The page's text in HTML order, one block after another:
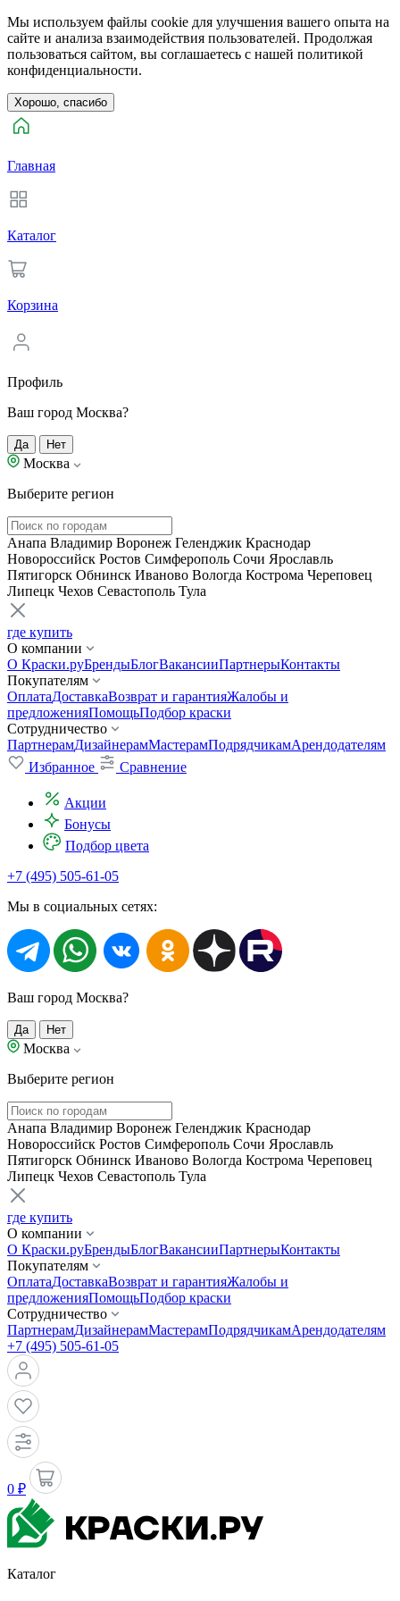
Мы используем файлы cookie для улучшения вашего опыта на
сайте и анализа взаимодействия пользователей. Продолжая
пользоваться сайтом, вы соглашаетесь с нашей политикой
конфиденциальности.
Хорошо, спасибо
Главная
Каталог
Корзина
Профиль
Ваш город Москва?
Да Нет
Москва
Выберите регион
Анапа Владимир Воронеж Геленджик Краснодар
Новороссийск Ростов Симферополь Сочи Ярославль
Пятигорск Обнинск Иваново Вологда Кострома Череповец
Липецк Чехов Севастополь Тула
где купить
О компании
О Краски.руБрендыБлогВакансииПартнерыКонтакты
Покупателям
ОплатаДоставкаВозврат и гарантияЖалобы и
предложенияПомощьПодбор краски
Сотрудничество
ПартнерамДизайнерамМастерамПодрядчикамАрендодателям
Избранное
Сравнение
Акции
Бонусы
Подбор цвета
+7 (495) 505-61-05
Мы в социальных сетях:
Ваш город Москва?
Да Нет
Москва
Выберите регион
Анапа Владимир Воронеж Геленджик Краснодар
Новороссийск Ростов Симферополь Сочи Ярославль
Пятигорск Обнинск Иваново Вологда Кострома Череповец
Липецк Чехов Севастополь Тула
где купить
О компании
О Краски.руБрендыБлогВакансииПартнерыКонтакты
Покупателям
ОплатаДоставкаВозврат и гарантияЖалобы и
предложенияПомощьПодбор краски
Сотрудничество
ПартнерамДизайнерамМастерамПодрядчикамАрендодателям
+7 (495) 505-61-05
0 ₽
Каталог